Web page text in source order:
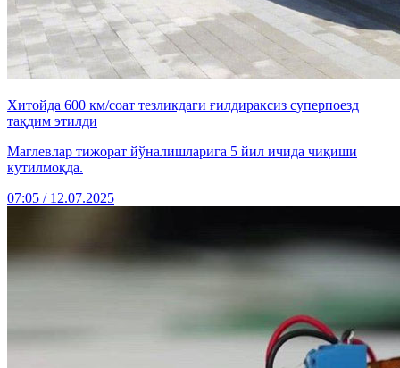
Хитойда 600 км/соат тезликдаги ғилдираксиз суперпоезд
тақдим этилди
Маглевлар тижорат йўналишларига 5 йил ичида чиқиши
кутилмоқда.
07:05 / 12.07.2025